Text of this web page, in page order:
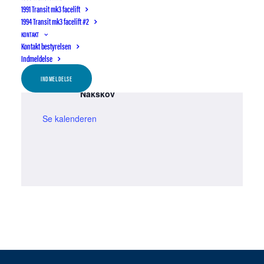
1991 Transit mk3 facelift
1994 Transit mk3 facelift #2
KONTAKT
Kontakt bestyrelsen
Indmeldelse
INDMELDELSE
SEP 13:00
SEP
19
11:00
Garagetræf hos Finn Larsen i
Nakskov
Se kalenderen